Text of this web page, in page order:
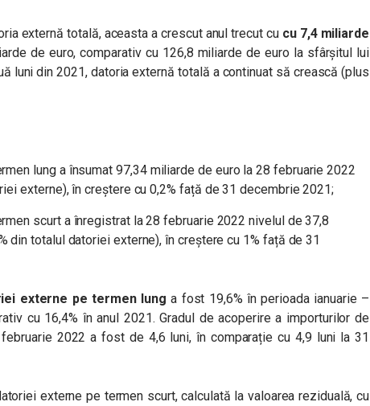
externă totală, aceasta a crescut anul trecut cu cu 7,4 miliarde
de euro, comparativ cu 126,8 miliarde de euro la sfârșitul lui
luni din 2021, datoria externă totală a continuat să crească (plus
lung a însumat 97,34 miliarde de euro la 28 februarie 2022
externe), în creștere cu 0,2% față de 31 decembrie 2021;
scurt a înregistrat la 28 februarie 2022 nivelul de 37,8
din totalul datoriei externe), în creștere cu 1% față de 31
externe pe termen lung a fost 19,6% în perioada ianuarie –
cu 16,4% în anul 2021. Gradul de acoperire a importurilor de
2022 a fost de 4,6 luni, în comparație cu 4,9 luni la 31
externe pe termen scurt, calculată la valoarea reziduală, cu